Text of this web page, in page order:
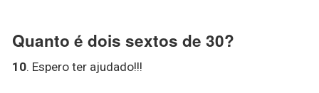
Quanto é dois sextos de 30?
10. Espero ter ajudado!!!